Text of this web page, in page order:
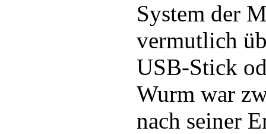
System der
vermutlich
USB-Stick
Wurm war
nach seiner